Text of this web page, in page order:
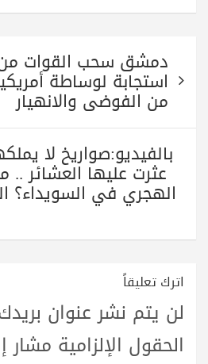
bo
ok
gr
m
tte
ts
A
pp
re
المقالات
دمشق سحب القوات من
استجابة لوساطة
من الفوضى والانهيار
بالفيديو:صواريخ لا
عثرت عليها العشائر ..
اترك تعليقاً
لن يتم نشر عنوان
الحقول الإلزامية مشار